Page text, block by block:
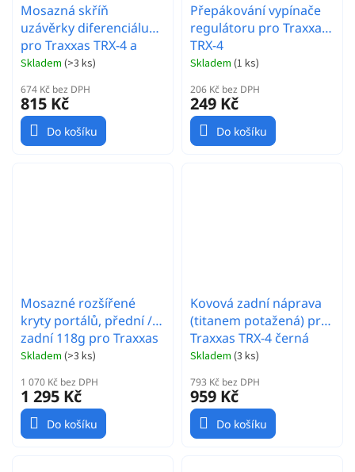
Mosazná skříň
uzávěrky diferenciálu
pro Traxxas TRX-4 a
TRX-6
Skladem (>3 ks)
674 Kč bez DPH
815 Kč
Do košíku
Přepákování vypínače
regulátoru pro Traxxas
TRX-4
Skladem (1 ks)
206 Kč bez DPH
249 Kč
Do košíku
Mosazné rozšířené
kryty portálů, přední /
zadní 118g pro Traxxas
TRX-4, 2ks
Skladem (>3 ks)
1 070 Kč bez DPH
1 295 Kč
Do košíku
Kovová zadní náprava
(titanem potažená) pro
Traxxas TRX-4 černá
Skladem (3 ks)
793 Kč bez DPH
959 Kč
Do košíku